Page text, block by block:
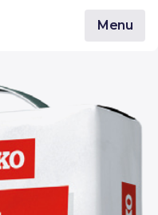
Menu